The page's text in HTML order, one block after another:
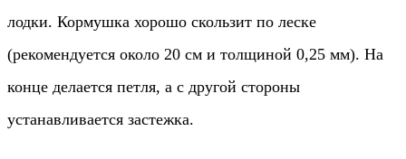
лодки. Кормушка хорошо скользит по леске
(рекомендуется около 20 см и толщиной 0,25 мм). На
конце делается петля, а с другой стороны
устанавливается застежка.